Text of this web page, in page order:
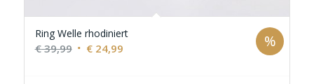
Ring Welle rhodiniert
€39,99 Ursprünglicher
€24,99Aktueller
%